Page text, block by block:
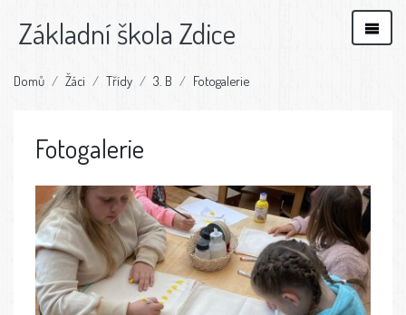
Základní škola Zdice
Domů Žáci Třídy 3. B Fotogalerie
Fotogalerie